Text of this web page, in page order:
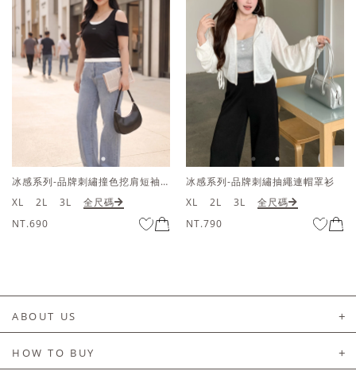
冰感系列-品牌刺繡撞色挖肩短袖上衣
XL
2L 3L
全尺碼
NT.690
冰感系列-品牌刺繡抽繩連帽罩衫
XL
2L 3L
全尺碼
NT.790
ABOUT US
HOW TO BUY